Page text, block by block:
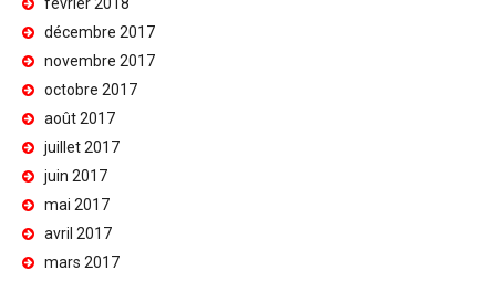
février 2018
décembre 2017
novembre 2017
octobre 2017
août 2017
juillet 2017
juin 2017
mai 2017
avril 2017
mars 2017